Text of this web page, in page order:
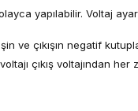
yapılabilir. Voltaj
ve çıkışın negatif
çıkış voltajından her